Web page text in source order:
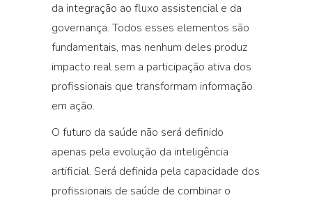
da integração ao fluxo assistencial e da
governança. Todos esses elementos são
fundamentais, mas nenhum deles produz
impacto real sem a participação ativa dos
profissionais que transformam informação
em ação.
O futuro da saúde não será definido
apenas pela evolução da inteligência
artificial. Será definida pela capacidade dos
profissionais de saúde de combinar o